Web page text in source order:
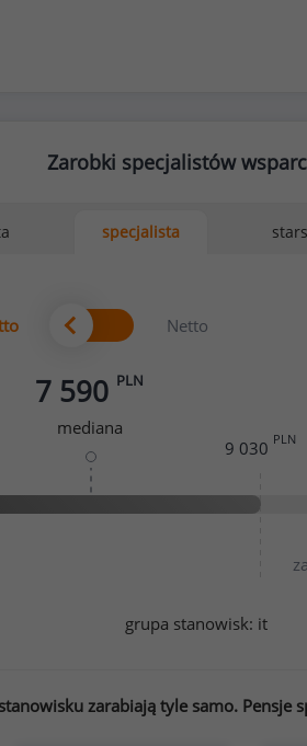
Zarobki specjalistów
specjalista
Netto
7 590 PLN
mediana
9 030 PLN
grupa stanowisk: it
zarabiają tyle samo. Pensje